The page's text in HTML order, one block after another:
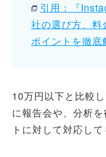
引用：『
社の選び方、料
ポイントを徹底
10万円以下と比較
に報告会や、分析
トに対して対応し